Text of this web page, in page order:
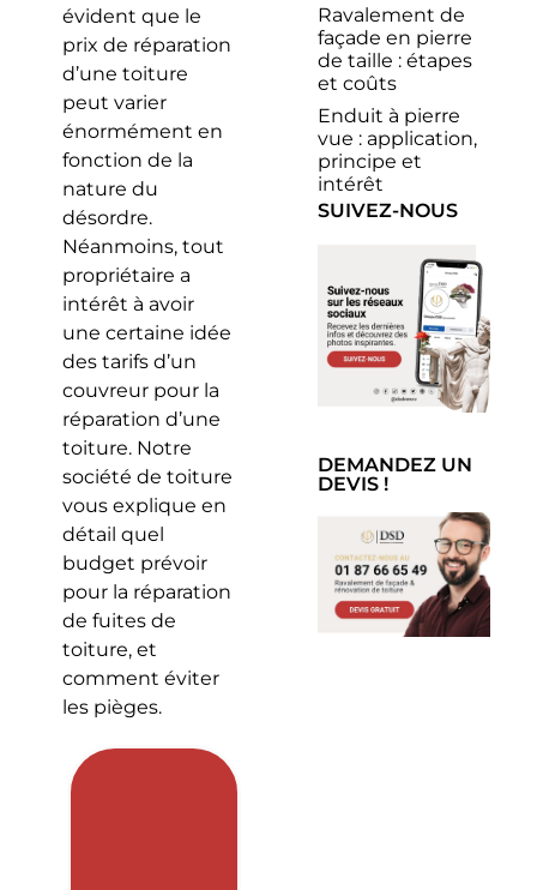
évident que le
prix de réparation
d’une toiture
peut varier
énormément en
fonction de la
nature du
désordre.
Néanmoins, tout
propriétaire a
intérêt à avoir
une certaine idée
des tarifs d’un
couvreur pour la
réparation d’une
toiture. Notre
société de toiture
vous explique en
détail quel
budget prévoir
pour la réparation
de fuites de
toiture, et
comment éviter
les pièges.
Ravalement de
façade en pierre
de taille : étapes
et coûts
Enduit à pierre
vue : application,
principe et
intérêt
SUIVEZ-NOUS
DEMANDEZ UN
DEVIS !